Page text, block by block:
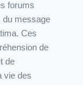
forums
du message
Ces
de
de
vie des